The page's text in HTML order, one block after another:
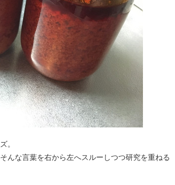
。
んな言葉を右から左へスルーしつつ研究を重ねる